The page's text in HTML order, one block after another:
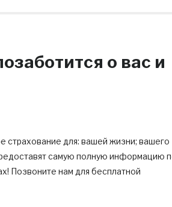
о вас и
страхование для: вашей жизни; вашего
самую полную информацию
Позвоните нам для бесплатной